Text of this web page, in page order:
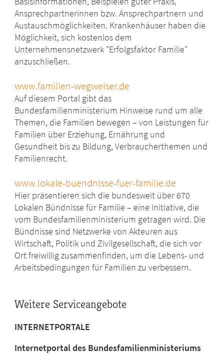
Ansprechpartnerinnen bzw. Ansprechpartnern und
Austauschmöglichkeiten. Krankenhäuser haben die
Möglichkeit, sich kostenlos dem
Unternehmensnetzwerk "Erfolgsfaktor Familie"
anzuschließen.
www.familien-wegweiser.de
Auf diesem Portal gibt das
Bundesfamilienministerium Hinweise rund um alle
Themen, die Familien bewegen – von Leistungen für
Familien über Erziehung, Ernährung und
Gesundheit bis zu Bildung, Verbraucherthemen und
Familienrecht.
www.lokale-buendnisse-fuer-familie.de
Hier präsentieren sich die bundesweit über 670
Lokalen Bündnisse für Familie – eine Initiative, die
vom Bundesfamilienministerium getragen wird. Die
Bündnisse sind Netzwerke von Akteuren aus
Wirtschaft, Politik und Zivilgesellschaft, die sich vor
Ort freiwillig zusammenfinden, um die Lebens- und
Arbeitsbedingungen für Familien zu verbessern.
Weitere Serviceangebote
INTERNETPORTALE
Internetportal des Bundesfamilienministeriums